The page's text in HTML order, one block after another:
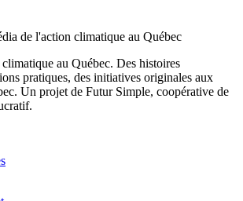
au Québec. Des histoires
pratiques, des initiatives originales aux
Un projet de Futur Simple, coopérative de